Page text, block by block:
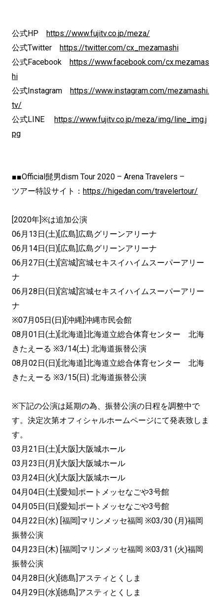
公式HP https://www.fujitv.co.jp/meza/
公式Twitter https://twitter.com/cx_mezamashi
公式Facebook https://www.facebook.com/cx.mezamas
hi
公式Instagram https://www.instagram.com/mezamashi.
tv/
公式LINE https://www.fujitv.co.jp/meza/img/line_img.j
pg
■■Official髭男dism Tour 2020 – Arena Travelers –
ツアー特設サイト： https://higedan.com/travelertour/
[2020年]※は追加公演
06月13日(土)[広島]広島グリーンアリーナ
06月14日(日)[広島]広島グリーンアリーナ
06月27日(土)[宮城]宮城セキスイハイムスーパーアリー
ナ
06月28日(日)[宮城]宮城セキスイハイムスーパーアリー
ナ
※07月05日(日)[沖縄]沖縄市民会館
08月01日(土)[北海道]北海道立総合体育センター 北海
きたえーる ※3/14(土) 北海道振替公演
08月02日(日)[北海道]北海道立総合体育センター 北海
きたえーる ※3/15(日) 北海道振替公演
※下記の公演は延期の為、振替公演の日程を調整中で
す。決定次第オフィシャルホームページにて発表致しま
す。
03月21日(土)[大阪]大阪城ホール
03月23日(月)[大阪]大阪城ホール
03月24日(火)[大阪]大阪城ホール
04月04日(土)[愛知]ポートメッセなごや3号館
04月05日(日)[愛知]ポートメッセなごや3号館
04月22日(水) [福岡]マリンメッセ福岡 ※03/30 (月)福岡
振替公演
04月23日(木) [福岡]マリンメッセ福岡 ※03/31 (火)福岡
振替公演
04月28日(火)[徳島]アスティとくしま
04月29日(水)[徳島]アスティとくしま